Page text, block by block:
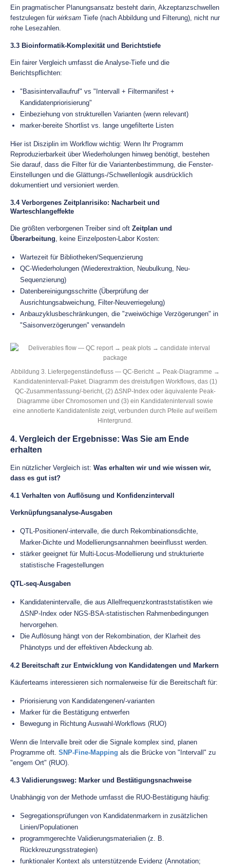
Ein pragmatischer Planungsansatz besteht darin, Akzeptanzschwellen
festzulegen für wirksam Tiefe (nach Abbildung und Filterung), nicht nur
rohe Lesezahlen.
3.3 Bioinformatik-Komplexität und Berichtstiefe
Ein fairer Vergleich umfasst die Analyse-Tiefe und die
Berichtspflichten:
"Basisintervallaufruf" vs "Intervall + Filtermanifest +
Kandidatenpriorisierung"
Einbeziehung von strukturellen Varianten (wenn relevant)
marker-bereite Shortlist vs. lange ungefilterte Listen
Hier ist Disziplin im Workflow wichtig: Wenn Ihr Programm
Reproduzierbarkeit über Wiederholungen hinweg benötigt, bestehen
Sie darauf, dass die Filter für die Variantenbestimmung, die Fenster-
Einstellungen und die Glättungs-/Schwellenlogik ausdrücklich
dokumentiert und versioniert werden.
3.4 Verborgenes Zeitplanrisiko: Nacharbeit und
Warteschlangeffekte
Die größten verborgenen Treiber sind oft Zeitplan und
Überarbeitung, keine Einzelposten-Labor Kosten:
Wartezeit für Bibliotheken/Sequenzierung
QC-Wiederholungen (Wiederextraktion, Neubulkung, Neu-
Sequenzierung)
Datenbereinigungsschritte (Überprüfung der
Ausrichtungsabweichung, Filter-Neuverriegelung)
Anbauzyklusbeschränkungen, die "zweiwöchige Verzögerungen" in
"Saisonverzögerungen" verwandeln
Abbildung 3. Liefergegenständefluss — QC-Bericht → Peak-Diagramme →
Kandidatenintervall-Paket. Diagramm des dreistufigen Workflows, das (1)
QC-Zusammenfassung/-bericht, (2) ΔSNP-Index oder äquivalente Peak-
Diagramme über Chromosomen und (3) ein Kandidatenintervall sowie
eine annotierte Kandidatenliste zeigt, verbunden durch Pfeile auf weißem
Hintergrund.
4. Vergleich der Ergebnisse: Was Sie am Ende
erhalten
Ein nützlicher Vergleich ist: Was erhalten wir und wie wissen wir,
dass es gut ist?
4.1 Verhalten von Auflösung und Konfidenzintervall
Verknüpfungsanalyse-Ausgaben
QTL-Positionen/-intervalle, die durch Rekombinationsdichte,
Marker-Dichte und Modellierungsannahmen beeinflusst werden.
stärker geeignet für Multi-Locus-Modellierung und strukturierte
statistische Fragestellungen
QTL-seq-Ausgaben
Kandidatenintervalle, die aus Allelfrequenzkontraststatistiken wie
ΔSNP-Index oder NGS-BSA-statistischen Rahmenbedingungen
hervorgehen.
Die Auflösung hängt von der Rekombination, der Klarheit des
Phänotyps und der effektiven Abdeckung ab.
4.2 Bereitschaft zur Entwicklung von Kandidatengen und Markern
Käuferteams interessieren sich normalerweise für die Bereitschaft für:
Priorisierung von Kandidatengenen/-varianten
Marker für die Bestätigung entwerfen
Bewegung in Richtung Auswahl-Workflows (RUO)
Wenn die Intervalle breit oder die Signale komplex sind, planen
Programme oft. SNP-Fine-Mapping als die Brücke von "Intervall" zu
"engem Ort" (RUO).
4.3 Validierungsweg: Marker und Bestätigungsnachweise
Unabhängig von der Methode umfasst die RUO-Bestätigung häufig:
Segregationsprüfungen von Kandidatenmarkern in zusätzlichen
Linien/Populationen
programmgerechte Validierungsmaterialien (z. B.
Rückkreuzungsstrategien)
funktionaler Kontext als unterstützende Evidenz (Annotation;